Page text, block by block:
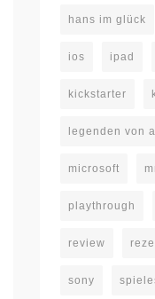
hans im glück
ios ipad
kickstarter
legenden von
microsoft
playthrough
review
sony